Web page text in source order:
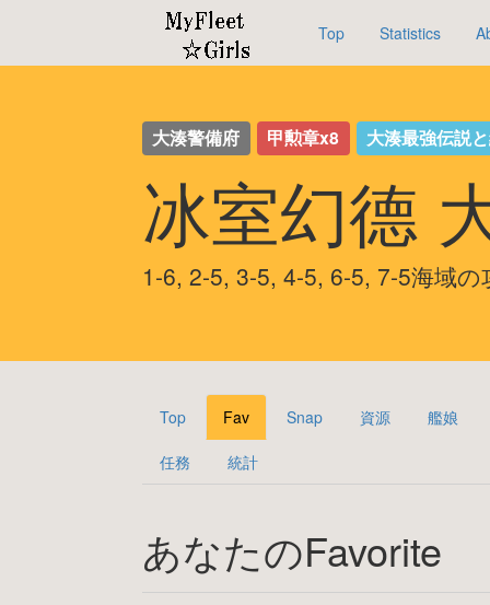
Top Statistics
大湊警備府 甲勲章x8 大湊最強伝説
冰室幻德
1-6, 2-5, 3-5, 4-5, 6-5, 7-5海域の
Top Fav Snap 資源 艦娘
任務 統計
あなたのFavorite